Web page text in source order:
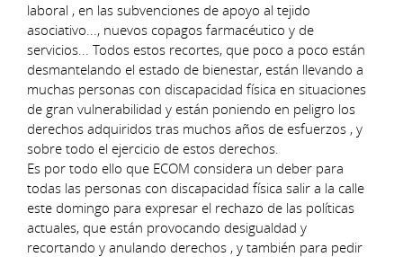
laboral , en las subvenciones de apoyo al tejido
asociativo..., nuevos copagos farmacéutico y de
servicios... Todos estos recortes, que poco a poco están
desmantelando el estado de bienestar, están llevando a
muchas personas con discapacidad física en situaciones
de gran vulnerabilidad y están poniendo en peligro los
derechos adquiridos tras muchos años de esfuerzos , y
sobre todo el ejercicio de estos derechos.
Es por todo ello que ECOM considera un deber para
todas las personas con discapacidad física salir a la calle
este domingo para expresar el rechazo de las políticas
actuales, que están provocando desigualdad y
recortando y anulando derechos , y también para pedir